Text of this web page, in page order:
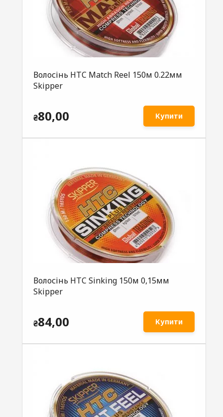
Волосінь HTC Match Reel 150м 0.22мм
Skipper
₴80,00 Купити
Волосінь HTC Sinking 150м 0,15мм
Skipper
₴84,00 Купити